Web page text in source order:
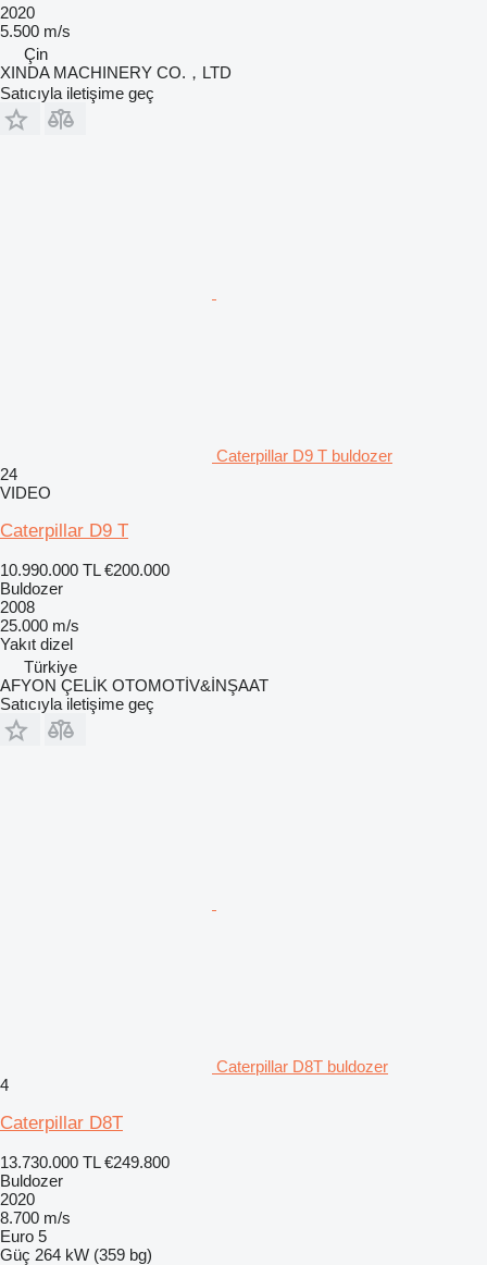
2020
5.500 m/s
Çin
XINDA MACHINERY CO.，LTD
Satıcıyla iletişime geç
Caterpillar D9 T buldozer
24
VIDEO
Caterpillar D9 T
10.990.000 TL €200.000
Buldozer
2008
25.000 m/s
Yakıt dizel
Türkiye
AFYON ÇELİK OTOMOTİV&İNŞAAT
Satıcıyla iletişime geç
Caterpillar D8T buldozer
4
Caterpillar D8T
13.730.000 TL €249.800
Buldozer
2020
8.700 m/s
Euro 5
Güç 264 kW (359 bg)